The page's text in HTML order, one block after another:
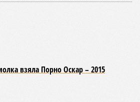
которое безжалостно убивает
на озере Ньос в Камеруне
из наиболее чудовищных
и тысячи голов скота
выброса CO₂, накрывшего
к тому, чем все эти
закончиться. А именно – к
то есть фактическому упадку